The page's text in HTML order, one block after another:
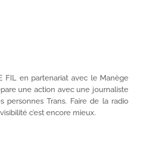
FIL en partenariat avec le Manège
une action avec une journaliste
personnes Trans. Faire de la radio
c’est encore mieux.